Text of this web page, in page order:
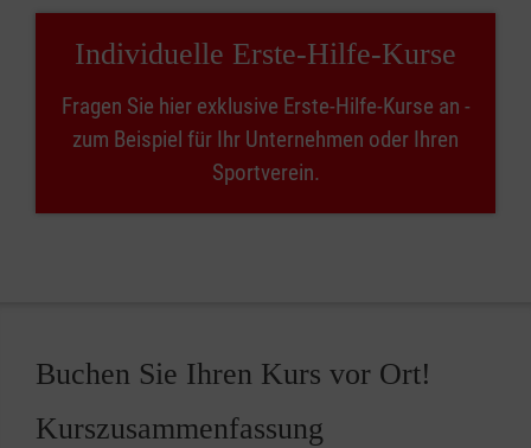
Individuelle Erste-Hilfe-Kurse
Fragen Sie hier exklusive Erste-Hilfe-Kurse an -
zum Beispiel für Ihr Unternehmen oder Ihren
Sportverein.
Buchen Sie Ihren Kurs vor Ort!
Kurszusammenfassung